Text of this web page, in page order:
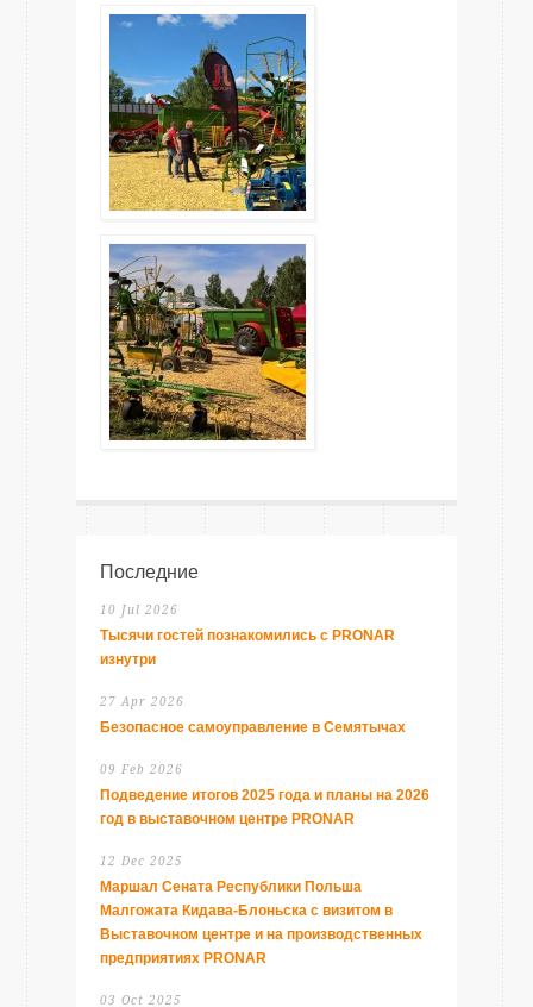
Последние
10 Jul 2026
Тысячи гостей познакомились с PRONAR
изнутри
27 Apr 2026
Безопасное самоуправление в Семятычах
09 Feb 2026
Подведение итогов 2025 года и планы на 2026
год в выставочном центре PRONAR
12 Dec 2025
Маршал Сената Республики Польша
Малгожата Кидава-Блоньска с визитом в
Выставочном центре и на производственных
предприятиях PRONAR
03 Oct 2025